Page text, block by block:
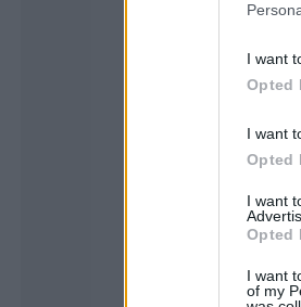
I want
Opted
I want
Opted
I want
Opted
I want
of my